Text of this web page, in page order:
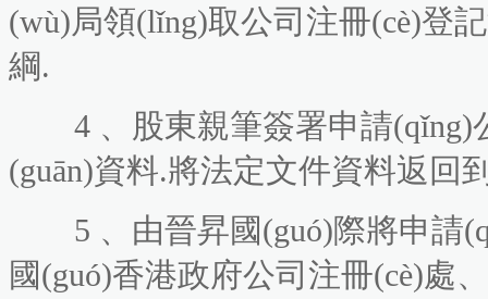
(wù)局領(lǐng)取公司注冊(cè)登
綱.
4 、股東親筆簽署申請(qǐng)
(guān)資料.將法定文件資料返回
5 、由晉昇國(guó)際將
國(guó)香港政府公司注冊(cè)處